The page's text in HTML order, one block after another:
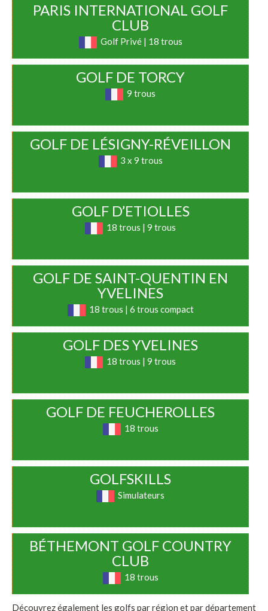
PARIS INTERNATIONAL GOLF
CLUB
Golf Privé | 18 trous
GOLF DE TORCY
9 trous
GOLF DE LÉSIGNY-RÉVEILLON
3 x 9 trous
GOLF D’ETIOLLES
18 trous | 9 trous
GOLF DE SAINT-QUENTIN EN
YVELINES
18 trous | 6 trous compact
GOLF DES YVELINES
18 trous | 9 trous
GOLF DE FEUCHEROLLES
18 trous
GOLFSKILLS
Simulateurs
BÉTHEMONT GOLF COUNTRY
CLUB
18 trous
Découvrez également les golfs par région et par département